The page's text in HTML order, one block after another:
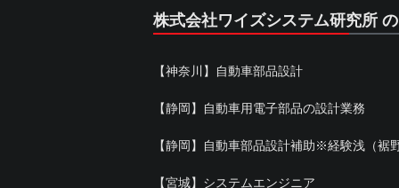
株式会社ワイズシステム研究所
【神奈川】自動車部品設計
【静岡】自動車用電子部品の設計業務
【静岡】自動車部品設計補助※経験浅（裾
【宮城】システムエンジニア